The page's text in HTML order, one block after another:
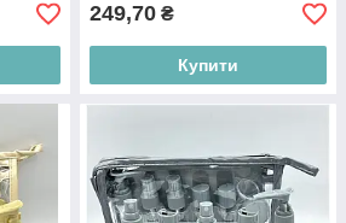
249,70 ₴
Купити